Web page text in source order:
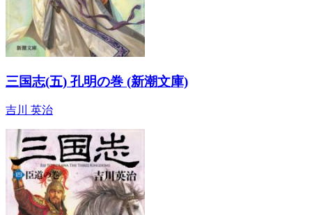
三国志(五) 孔明の巻 (新潮文庫)
吉川 英治